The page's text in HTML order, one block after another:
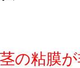
の粘膜